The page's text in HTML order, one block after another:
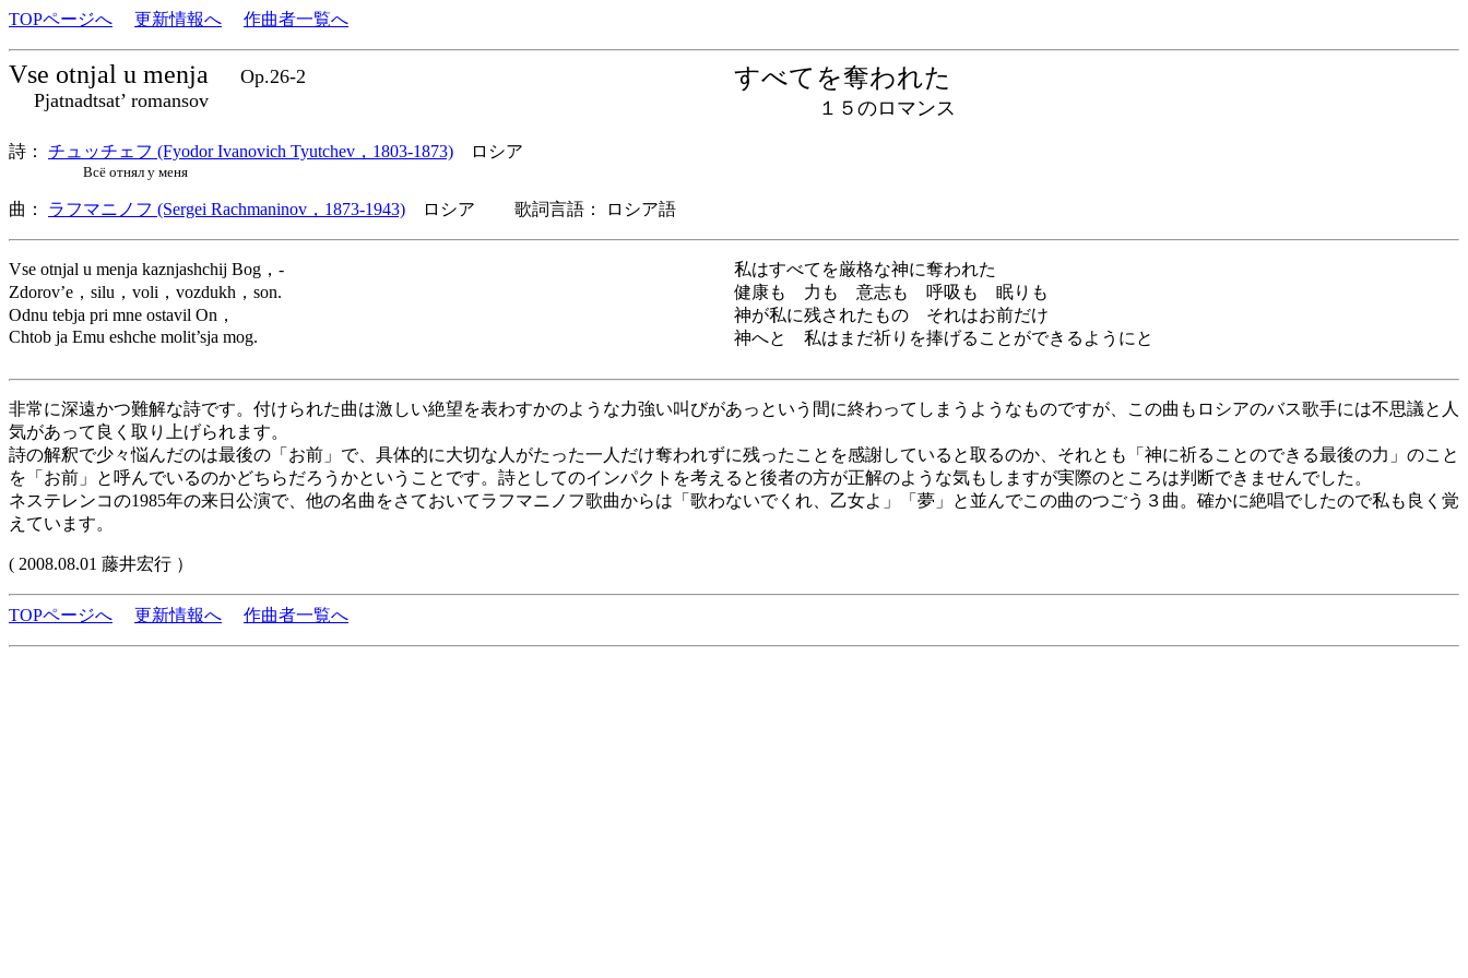
TOPページへ 更新情報へ 作曲者一覧へ
Vse otnjal u menja
Op.26-2
Pjatnadtsat’ romansov
すべてを奪われた
１５のロマンス
詩： チュッチェフ (Fyodor Ivanovich Tyutchev，1803-1873) ロシア
Всё отнял у меня
曲： ラフマニノフ (Sergei Rachmaninov，1873-1943) ロシア 歌詞言語： ロシア語
Vse otnjal u menja kaznjashchij Bog，-
Zdorov’e，silu，voli，vozdukh，son.
Odnu tebja pri mne ostavil On，
Chtob ja Emu eshche molit’sja mog.
私はすべてを厳格な神に奪われた
健康も 力も 意志も 呼吸も 眠りも
神が私に残されたもの それはお前だけ
神へと 私はまだ祈りを捧げることができるようにと
非常に深遠かつ難解な詩です。付けられた曲は激しい絶望を表わすかのような力強い叫びがあっという間に終わってしまうようなものですが、この曲もロシアのバス歌手には不思議と人
気があって良く取り上げられます。
詩の解釈で少々悩んだのは最後の「お前」で、具体的に大切な人がたった一人だけ奪われずに残ったことを感謝していると取るのか、それとも「神に祈ることのできる最後の力」のこと
を「お前」と呼んでいるのかどちらだろうかということです。詩としてのインパクトを考えると後者の方が正解のような気もしますが実際のところは判断できませんでした。
ネステレンコの1985年の来日公演で、他の名曲をさておいてラフマニノフ歌曲からは「歌わないでくれ、乙女よ」「夢」と並んでこの曲のつごう３曲。確かに絶唱でしたので私も良く覚
えています。
( 2008.08.01 藤井宏行 ）
TOPページへ 更新情報へ 作曲者一覧へ